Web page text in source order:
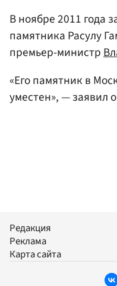
В ноябре 2011 года
памятника Расулу
премьер-министр
«Его памятник в
уместен», — заявил
Редакция
Реклама
Карта сайта